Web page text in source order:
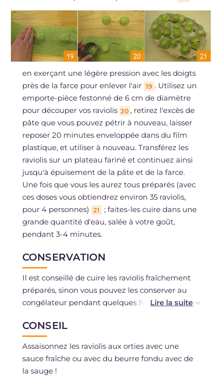
en exerçant une légère pression avec les doigts
près de la farce pour enlever l'air 19 . Utilisez un
emporte-pièce festonné de 6 cm de diamètre
pour découper vos raviolis 20 , retirez l'excès de
pâte que vous pouvez pétrir à nouveau, laisser
reposer 20 minutes enveloppée dans du film
plastique, et utiliser à nouveau. Transférez les
raviolis sur un plateau fariné et continuez ainsi
jusqu'à épuisement de la pâte et de la farce.
Une fois que vous les aurez tous préparés (avec
ces doses vous obtiendrez environ 35 raviolis,
pour 4 personnes) 21
; faites-les cuire dans une
grande quantité d'eau, salée à votre goût,
pendant 3-4 minutes.
CONSERVATION
Il est conseillé de cuire les raviolis fraîchement
préparés, sinon vous pouvez les conserver au
congélateur pendant quelques heures ou
procédez ainsi : placez le plateau avec les
raviolis au congélateur pendant quelques
heures ou jusqu'à ce qu'ils soient durcis. Ensuite,
disposez-les dans des sacs de congélation.
Lorsque vous souhaitez les utiliser, sortez le sac
CONSEIL
Assaisonnez les raviolis aux orties avec une
sauce fraîche ou avec du beurre fondu avec de
la sauge !